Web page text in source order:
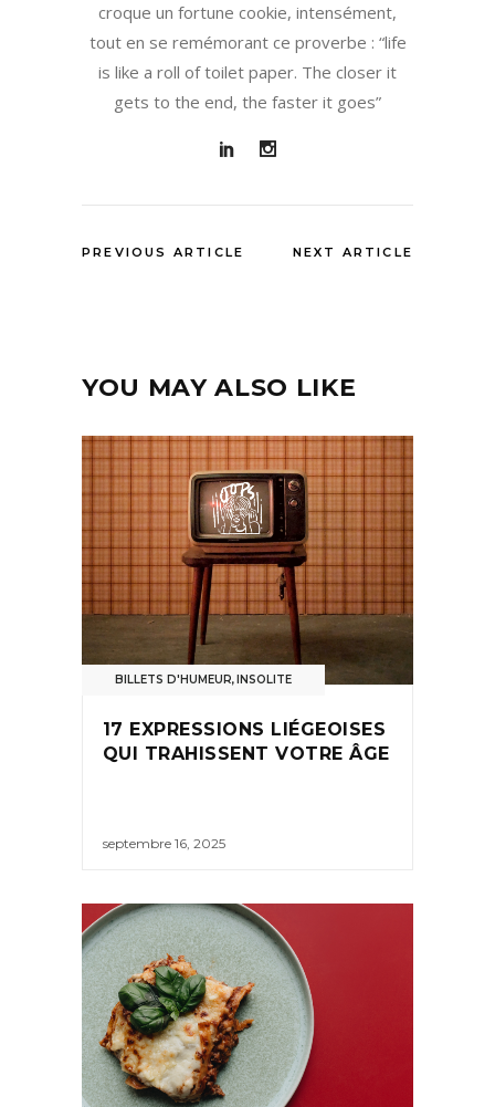
croque un fortune cookie, intensément,
tout en se remémorant ce proverbe : “life
is like a roll of toilet paper. The closer it
gets to the end, the faster it goes”
PREVIOUS ARTICLE NEXT ARTICLE
YOU MAY ALSO LIKE
BILLETS D'HUMEUR,INSOLITE
17 EXPRESSIONS LIÉGEOISES
QUI TRAHISSENT VOTRE ÂGE
septembre 16, 2025